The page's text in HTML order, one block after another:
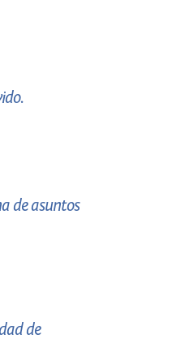
de asuntos
de